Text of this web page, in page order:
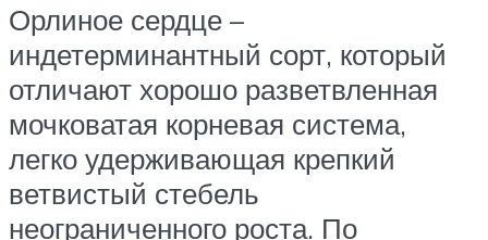
Орлиное сердце –
индетерминантный сорт, который
отличают хорошо разветвленная
мочковатая корневая система,
легко удерживающая крепкий
ветвистый стебель
неограниченного роста. По